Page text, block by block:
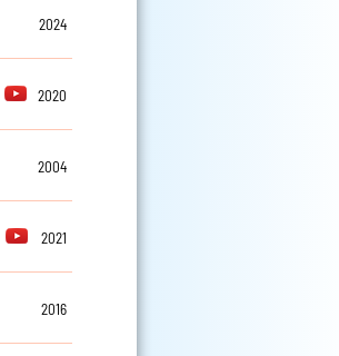
2024
2020
2004
2021
2016